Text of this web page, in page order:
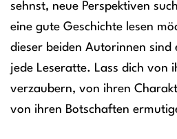
sehnst, neue Perspektiven
eine gute Geschichte lesen
dieser beiden Autorinnen sind
jede Leseratte. Lass dich von
verzaubern, von ihren
von ihren Botschaften